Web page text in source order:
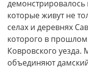
которые живут не
селах и деревнях
которого в прошлом
Ковровского уезда.
объединяют